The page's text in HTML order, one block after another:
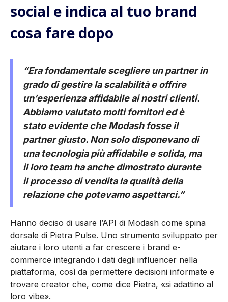
social e indica al tuo brand
cosa fare dopo
“Era fondamentale scegliere un partner in
grado di gestire la scalabilità e offrire
un’esperienza affidabile ai nostri clienti.
Abbiamo valutato molti fornitori ed è
stato evidente che Modash fosse il
partner giusto. Non solo disponevano di
una tecnologia più affidabile e solida, ma
il loro team ha anche dimostrato durante
il processo di vendita la qualità della
relazione che potevamo aspettarci.”
Hanno deciso di usare l’API di Modash come spina
dorsale di Pietra Pulse. Uno strumento sviluppato per
aiutare i loro utenti a far crescere i brand e-
commerce integrando i dati degli influencer nella
piattaforma, così da permettere decisioni informate e
trovare creator che, come dice Pietra, «si adattino al
loro vibe».